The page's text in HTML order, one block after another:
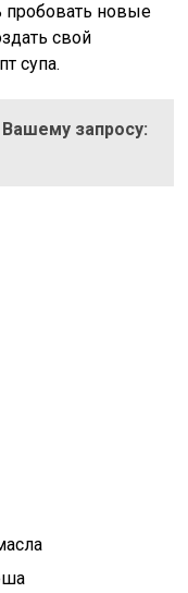
пробовать новые
свой
супа.
запросу: